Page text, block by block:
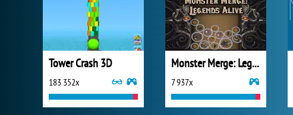
Tower Crash 3D
183 352x
Monster Merge: Legends Alive
7 937x